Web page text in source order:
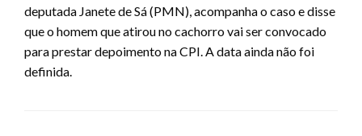
deputada Janete de Sá (PMN), acompanha o caso e disse
que o homem que atirou no cachorro vai ser convocado
para prestar depoimento na CPI. A data ainda não foi
definida.